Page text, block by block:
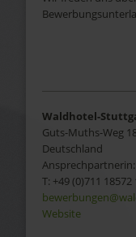
Waldhotel-
Guts-Muths-Weg
Deutschland
Ansprechpartnerin:
T: +49 (0)711 18572
Website